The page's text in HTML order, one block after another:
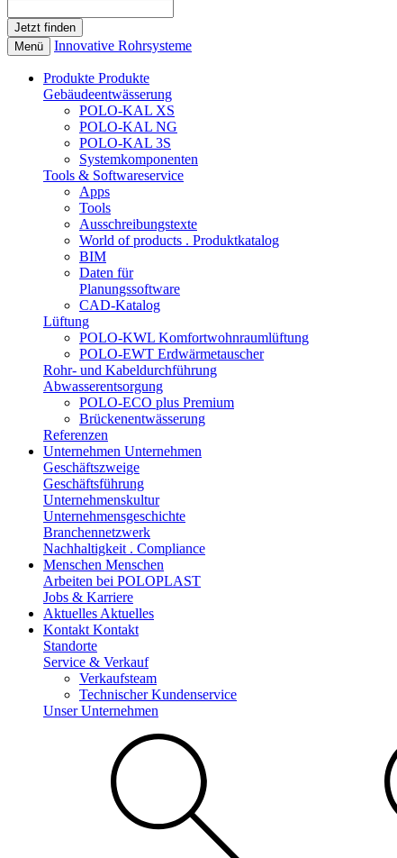
Menü Innovative Rohrsysteme
Produkte Produkte
Gebäudeentwässerung
POLO-KAL XS
POLO-KAL NG
POLO-KAL 3S
Systemkomponenten
Tools & Softwareservice
Apps
Tools
Ausschreibungstexte
World of products . Produktkatalog
BIM
Daten für
Planungssoftware
CAD-Katalog
Lüftung
POLO-KWL Komfortwohnraumlüftung
POLO-EWT Erdwärmetauscher
Rohr- und Kabeldurchführung
Abwasserentsorgung
POLO-ECO plus Premium
Brückenentwässerung
Referenzen
Unternehmen Unternehmen
Geschäftszweige
Geschäftsführung
Unternehmenskultur
Unternehmensgeschichte
Branchennetzwerk
Nachhaltigkeit . Compliance
Menschen Menschen
Arbeiten bei POLOPLAST
Jobs & Karriere
Aktuelles Aktuelles
Kontakt Kontakt
Standorte
Service & Verkauf
Verkaufsteam
Technischer Kundenservice
Unser Unternehmen